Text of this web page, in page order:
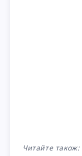
Читайте також: